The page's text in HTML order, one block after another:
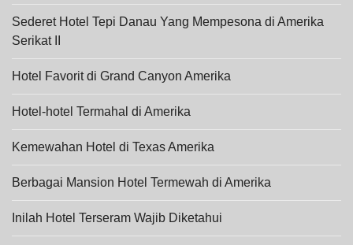
Sederet Hotel Tepi Danau Yang Mempesona di Amerika
Serikat II
Hotel Favorit di Grand Canyon Amerika
Hotel-hotel Termahal di Amerika
Kemewahan Hotel di Texas Amerika
Berbagai Mansion Hotel Termewah di Amerika
Inilah Hotel Terseram Wajib Diketahui